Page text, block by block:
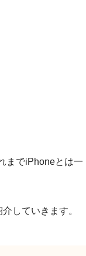
までiPhoneとは一
していきます。